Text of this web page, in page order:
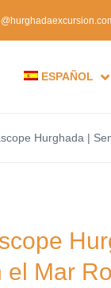
ESPAÑOL
Hurghada |
el Mar